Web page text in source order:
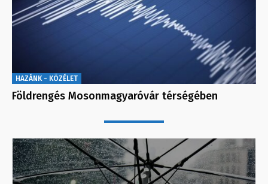
HAZÁNK - KÖZÉLET
Földrengés Mosonmagyaróvár térségében